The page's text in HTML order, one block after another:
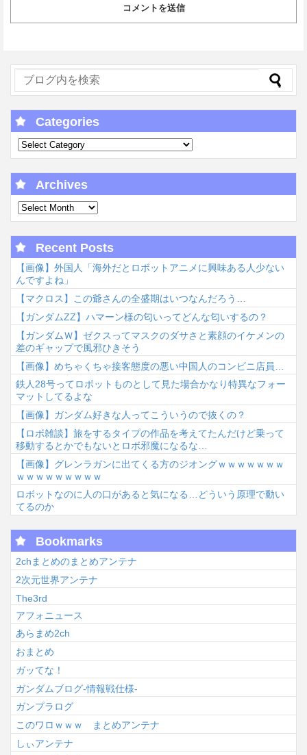
Categories
Archives
Recent Posts
【画像】外国人「海外だとロボットアニメに興味ある人少ない
んですよね」
【マクロス】この爺さんの全盛期はいつなんだろう…
【ガンダムΖΖ】ハマーン様の匂いってどんな匂いするの？
【ガンダムＷ】ゼクスってマスクのダサさと素顔のイケメンの
差のギャップで風邪ひきそう
【画像】めちゃくちゃ接客態度の悪い中国人のコンビニ店員…
鉄人28号ってロボットものとして見た場合かなり特異なフォー
マットしてるよな
【画像】ガンダム好きな人ってこういうので抜くの？
【ロボ雑談】旅をするタイプの作品を考えてたんだけど乗って
移動するとかでもないとロボ邪魔になるな…
【画像】グレンラガンに出てくる方のジオングｗｗｗｗｗｗｗ
ｗｗｗｗｗｗｗｗｗ
ロボットなのに人の口があると気になる…どういう原理で動い
てるのか
Bookmarks
2chまとめのまとめアンテナ
2次元世界アンテナ
The3rd
アフォニュース
あらまめ2ch
おまとめ
ガッてな！
ガンダムブログ-情報戦仕様-
ガンプラログ
このワロｗｗｗ まとめアンテナ
しぃアンテナ